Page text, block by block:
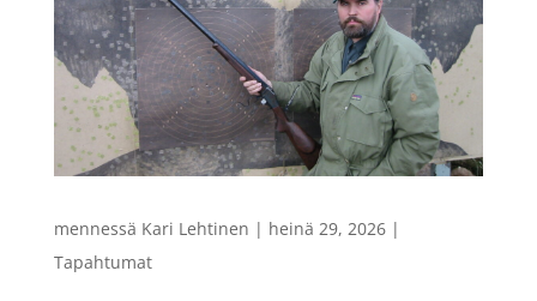
mennessä Kari Lehtinen | heinä 29, 2026|
Tapahtumat